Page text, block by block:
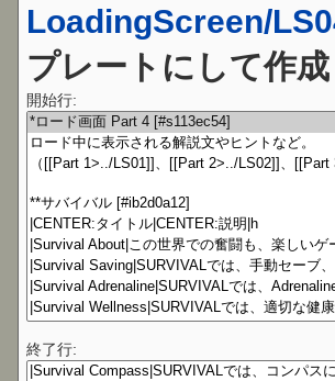
LoadingScreen/
プレートにして作成
開始行:
終了行: